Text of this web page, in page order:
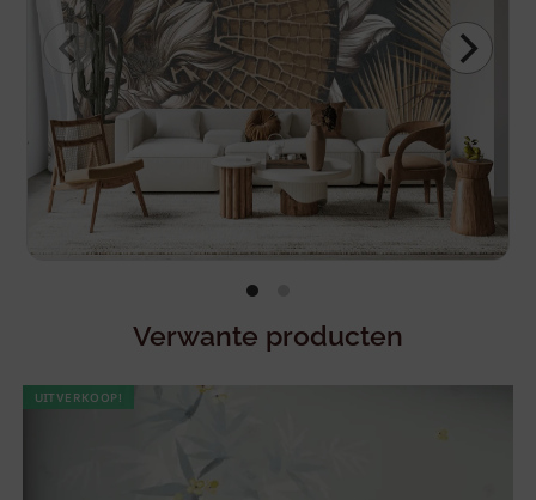
Verwante producten
UITVERKOOP!